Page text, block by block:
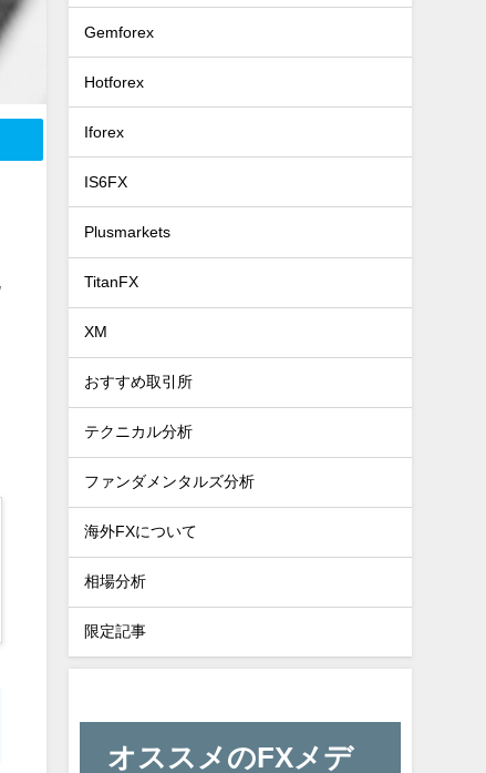
Gemforex
Hotforex
Iforex
IS6FX
Plusmarkets
TitanFX
XM
おすすめ取引所
テクニカル分析
ファンダメンタルズ分析
海外FXについて
相場分析
限定記事
オススメのFXメデ